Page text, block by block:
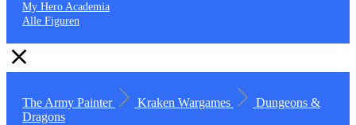
My Hero Academia
Alle Figuren
The Army Painter Kraken Wargames
Dungeons &
Dragons